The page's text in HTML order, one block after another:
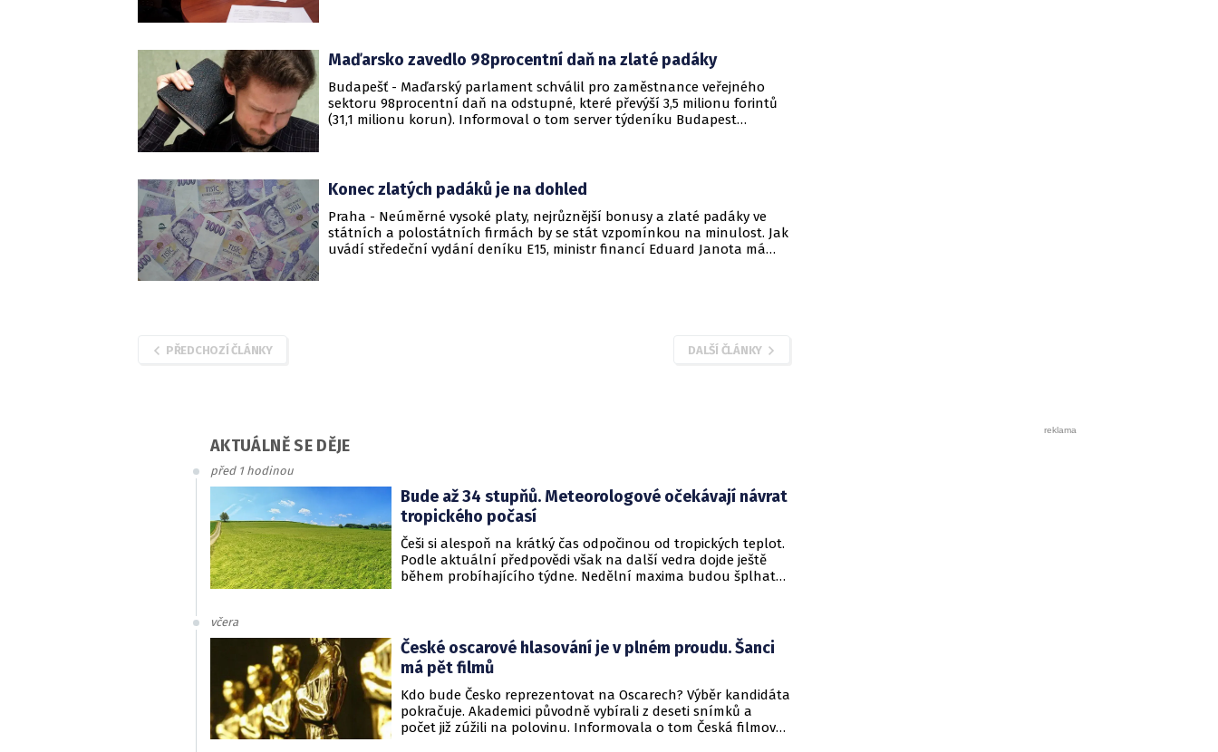
Maďarsko zavedlo 98procentní daň na zlaté padáky
Budapešť - Maďarský parlament schválil pro zaměstnance veřejného
sektoru 98procentní daň na odstupné, které převýší 3,5 milionu forintů
(31,1 milionu korun). Informoval o tom server týdeníku Budapest
Konec zlatých padáků je na dohled
Praha - Neúměrné vysoké platy, nejrůznější bonusy a zlaté padáky ve
státních a polostátních firmách by se stát vzpomínkou na minulost. Jak
uvádí středeční vydání deníku E15, ministr financí Eduard Janota má
PŘEDCHOZÍ ČLÁNKY DALŠÍ ČLÁNKY
AKTUÁLNĚ SE DĚJE
před 1 hodinou
Bude až 34 stupňů. Meteorologové očekávají návrat
tropického počasí
Češi si alespoň na krátký čas odpočinou od tropických teplot.
Podle aktuální předpovědi však na další vedra dojde ještě
během probíhajícího týdne. Nedělní maxima budou šplhat
včera
České oscarové hlasování je v plném proudu. Šanci
má pět filmů
Kdo bude Česko reprezentovat na Oscarech? Výběr kandidáta
pokračuje. Akademici původně vybírali z deseti snímků a
počet již zúžili na polovinu. Informovala o tom Česká filmová